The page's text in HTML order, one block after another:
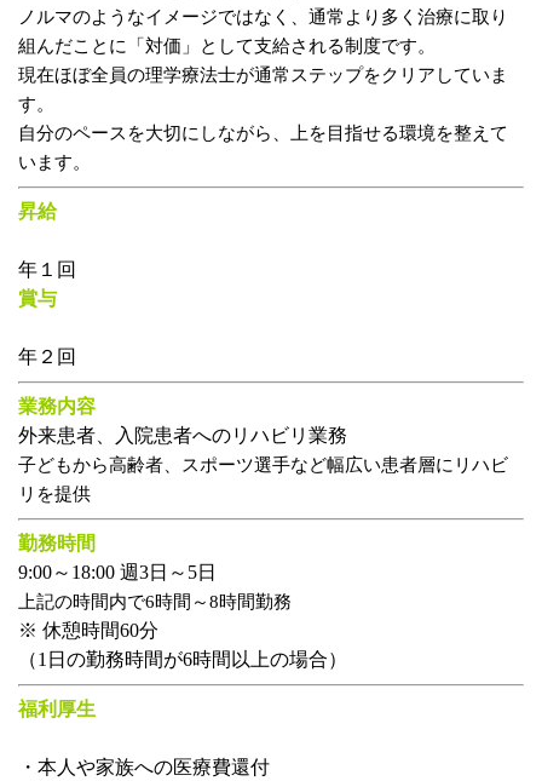
ノルマのようなイメージではなく、通常より多く治療に取り
組んだことに「対価」として支給される制度です。
現在ほぼ全員の理学療法士が通常ステップをクリアしていま
す。
自分のペースを大切にしながら、上を目指せる環境を整えて
います。
昇給
年１回
賞与
年２回
業務内容
外来患者、入院患者へのリハビリ業務
子どもから高齢者、スポーツ選手など幅広い患者層にリハビ
リを提供
勤務時間
9:00～18:00 週3日～5日
上記の時間内で6時間～8時間勤務
※ 休憩時間60分
（1日の勤務時間が6時間以上の場合）
福利厚生
・本人や家族への医療費還付